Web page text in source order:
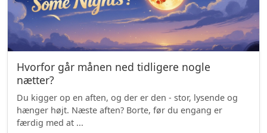
Hvorfor går månen ned tidligere nogle
nætter?
Du kigger op en aften, og der er den - stor, lysende og
hænger højt. Næste aften? Borte, før du engang er
færdig med at ...